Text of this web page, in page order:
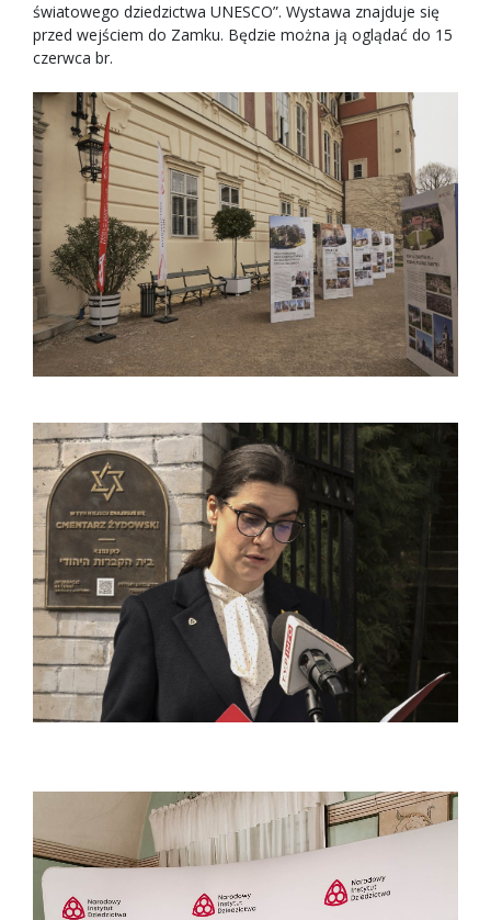
światowego dziedzictwa UNESCO”. Wystawa znajduje się
przed wejściem do Zamku. Będzie można ją oglądać do 15
czerwca br.